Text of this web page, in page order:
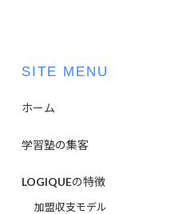
SITE MENU
ホーム
学習塾の集客
LOGIQUEの特徴
加盟収支モデル